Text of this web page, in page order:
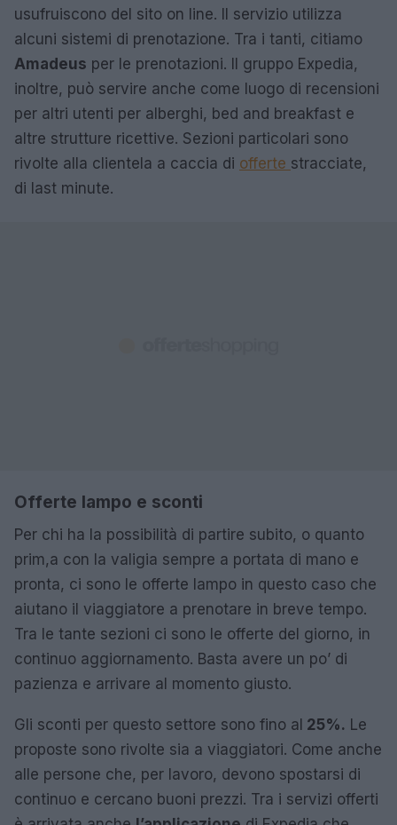
usufruiscono del sito on line. Il servizio utilizza
alcuni sistemi di prenotazione. Tra i tanti, citiamo
Amadeus per le prenotazioni. Il gruppo Expedia,
inoltre, può servire anche come luogo di recensioni
per altri utenti per alberghi, bed and breakfast e
altre strutture ricettive. Sezioni particolari sono
rivolte alla clientela a caccia di offerte stracciate,
di last minute.
Offerte lampo e sconti
Per chi ha la possibilità di partire subito, o quanto
prim,a con la valigia sempre a portata di mano e
pronta, ci sono le offerte lampo in questo caso che
aiutano il viaggiatore a prenotare in breve tempo.
Tra le tante sezioni ci sono le offerte del giorno, in
continuo aggiornamento. Basta avere un po’ di
pazienza e arrivare al momento giusto.
Gli sconti per questo settore sono fino al 25%. Le
proposte sono rivolte sia a viaggiatori. Come anche
alle persone che, per lavoro, devono spostarsi di
continuo e cercano buoni prezzi. Tra i servizi offerti